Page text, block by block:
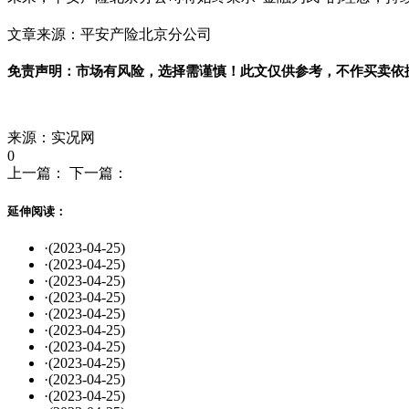
文章来源：平安产险北京分公司
免责声明：市场有风险，选择需谨慎！此文仅供参考，不作买卖依
来源：实况网
0
上一篇：
下一篇：
延伸阅读：
·(2023-04-25)
·(2023-04-25)
·(2023-04-25)
·(2023-04-25)
·(2023-04-25)
·(2023-04-25)
·(2023-04-25)
·(2023-04-25)
·(2023-04-25)
·(2023-04-25)